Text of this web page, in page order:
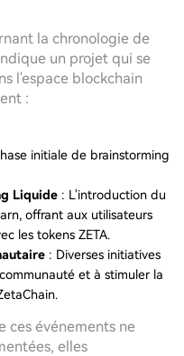
la chronologie de
un projet qui se
l'espace blockchain
:
initiale de brainstorming
Liquide : L'introduction du
offrant aux utilisateurs
les tokens ZETA.
: Diverses initiatives
et à stimuler la
ces événements ne
elles